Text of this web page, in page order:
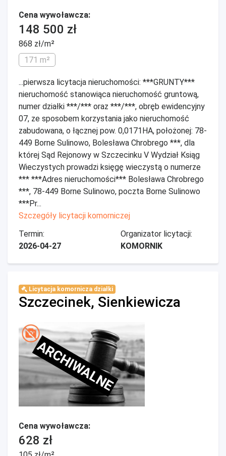
Cena wywoławcza:
148 500 zł
868 zł/m²
171 m²
...pierwsza licytacja nieruchomości: ***GRUNTY***
nieruchomość stanowiąca nieruchomość gruntową,
numer działki ***/*** oraz ***/***, obręb ewidencyjny
07, ze sposobem korzystania jako nieruchomość
zabudowana, o łącznej pow. 0,0171HA, położonej: 78-
449 Borne Sulinowo, Bolesława Chrobrego ***, dla
której Sąd Rejonowy w Szczecinku V Wydział Ksiąg
Wieczystych prowadzi księgę wieczystą o numerze
*** ***Adres nieruchomości*** Bolesława Chrobrego
***, 78-449 Borne Sulinowo, poczta Borne Sulinowo
***Pr...
Szczegóły licytacji komorniczej
Termin:
2026-04-27
Organizator licytacji:
KOMORNIK
Licytacja komornicza działki
Szczecinek, Sienkiewicza
ARCHIWALNE
Cena wywoławcza:
628 zł